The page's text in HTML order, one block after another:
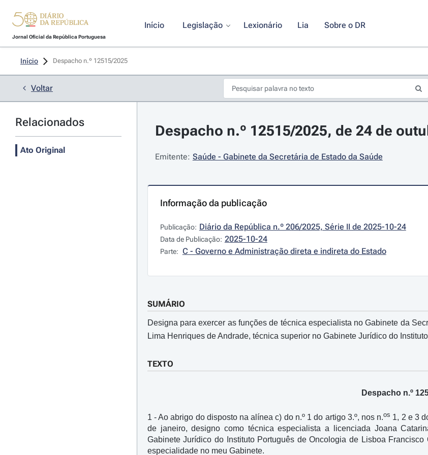
Jornal Oficial da República Portuguesa
Início Legislação Lexionário Lia Sobre o DR
Início Despacho n.º 12515/2025
Voltar
Relacionados
Ato Original
Despacho n.º 12515/2025, de 24 de
Emitente: Saúde - Gabinete da Secretária de Estado da Saúde
Informação da publicação
Publicação: Diário da República n.º 206/2025, Série II de 2025-10-24
Data de Publicação: 2025-10-24
Parte: C - Governo e Administração direta e indireta do Estado
SUMÁRIO
Designa para exercer as funções de técnica especialista no Gabinete da
Lima Henriques de Andrade, técnica superior no Gabinete Jurídico do
TEXTO
Despacho n.º
1 - Ao abrigo do disposto na alínea c) do n.º 1 do artigo 3.º, nos n.os 1, 2 e 3
de janeiro, designo como técnica especialista a licenciada Joana
Gabinete Jurídico do Instituto Português de Oncologia de Lisboa
especialidade no meu Gabinete.